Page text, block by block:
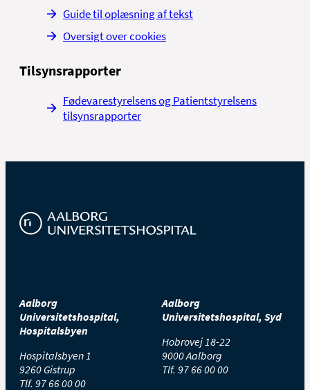
Guide til oplæsning af tekst
Oversigt over cookies
Tilsynsrapporter
Fødevarestyrelsens og Patientstyrelsens
tilsynsrapporter
Aalborg
Universitetshospital,
Hospitalsbyen
Hospitalsbyen 1
9260 Gistrup
Tlf. 97 66 00 00
Aalborg
Universitetshospital, Syd
Hobrovej 18-22
9000 Aalborg
Tlf. 97 66 00 00